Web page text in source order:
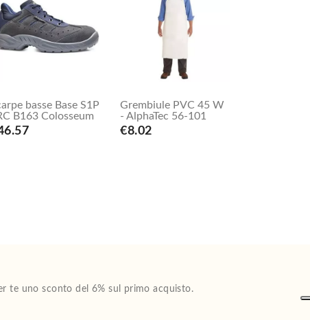
basse Base S1P
B163 Colosseum
Grembiule PVC 45 W
- AlphaTec 56-101
€8.02
te uno sconto del 6% sul primo acquisto.